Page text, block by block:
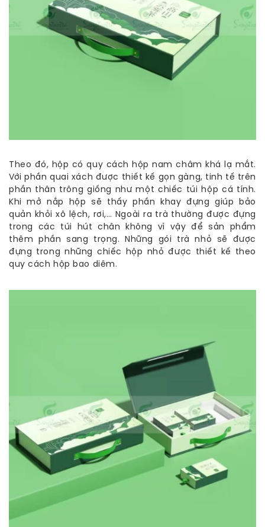
Theo đó, hộp có quy cách hộp nam châm khá lạ mắt.
Với phần quai xách được thiết kế gọn gàng, tinh tế trên
phần thân trông giống như một chiếc túi hộp cá tính.
Khi mở nắp hộp sẽ thấy phần khay đựng giúp bảo
quản khỏi xô lệch, rơi,… Ngoài ra trà thường được đựng
trong các túi hút chân không vì vậy để sản phẩm
thêm phần sang trọng. Những gói trà nhỏ sẽ được
đựng trong những chiếc hộp nhỏ được thiết kế theo
quy cách hộp bao diêm.